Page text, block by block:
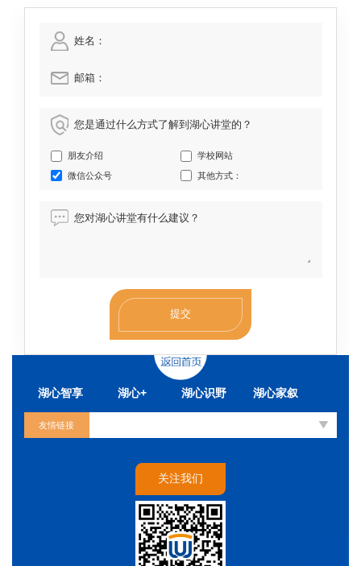
姓名：
邮箱：
您是通过什么方式了解到湖心讲堂的？
朋友介绍 学校网站
微信公众号 其他方式：
您对湖心讲堂有什么建议？
湖心智享 湖心+ 湖心识野 湖心家叙
友情链接
关注我们